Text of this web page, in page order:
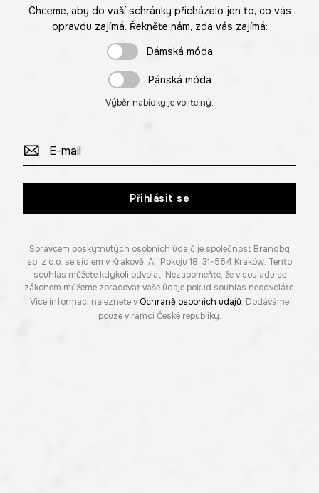
Chceme, aby do vaší schránky přicházelo jen to, co vás
opravdu zajímá. Řekněte nám, zda vás zajímá:
Dámská móda
Pánská móda
Výběr nabídky je volitelný.
Přihlásit se
Správcem poskytnutých osobních údajů je společnost Brandbq
sp. z o.o. se sídlem v Krakově, Al. Pokoju 18, 31-564 Kraków. Tento
souhlas můžete kdykoli odvolat. Nezapomeňte, že v souladu se
zákonem můžeme zpracovat vaše údaje pokud souhlas neodvoláte.
Více informací naleznete v Ochraně osobních údajů. Dodáváme
pouze v rámci České republiky.